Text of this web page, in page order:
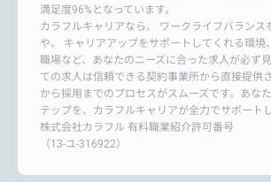
満足度96%となっています。
カラフルキャリアなら、 ワークライフバランス
や、 キャリアアップをサポートしてくれる環境
職場など、あなたのニーズに合った求人が必ず
ての求人は信頼できる契約事業所から直接提供
から採用までのプロセスがスムーズです。あな
テップを、カラフルキャリアが全力でサポートし
株式会社カラフル 有料職業紹介許可番号
（13-ユ-316922）